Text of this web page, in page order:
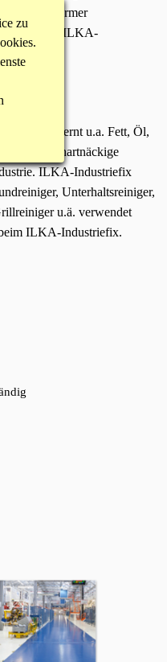
zu
mit enormer
als beim ILKA-
entfernt u.a. Fett, Öl,
andere hartnäckige
ILKA-Industriefix
Unterhaltsreiniger,
u.ä. verwendet
ILKA-Industriefix.